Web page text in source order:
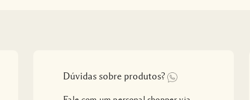
Dúvidas sobre produtos?